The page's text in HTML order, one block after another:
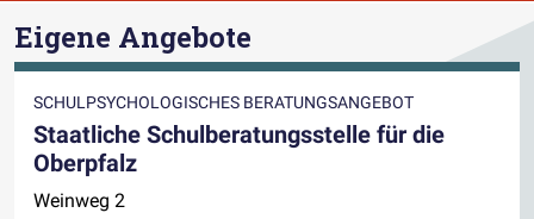
Eigene Angebote
SCHULPSYCHOLOGISCHES BERATUNGSANGEBOT
Staatliche Schulberatungsstelle für die
Oberpfalz
Weinweg 2